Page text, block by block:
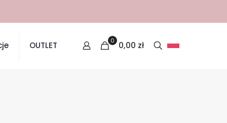
OUTLET 0 0,00 zł